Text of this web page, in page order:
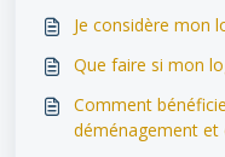
Je considère mon
Que faire si mon
Comment
déménagement et